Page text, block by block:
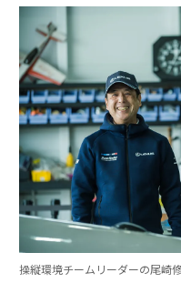
操縦環境チームリーダーの尾崎